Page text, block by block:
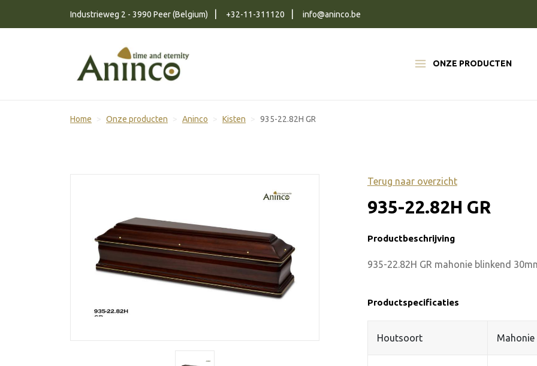
ONZE PRODUCTEN
Industrieweg 2 - 3990 Peer (Belgium) +32-11-311120 info@aninco.be
Home Onze producten Aninco Kisten 935-22.82H GR
Terug naar overzicht
935-22.82H GR
Productbeschrijving
935-22.82H GR mahonie blinkend
Productspecificaties
Houtsoort Mahonie